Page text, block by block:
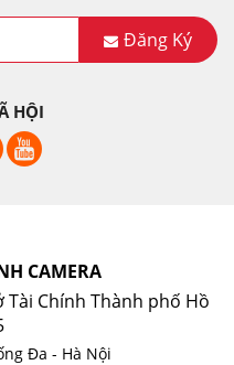
Đăng Ký
HỘI
CAMERA
Tài Chính Thành phố Hồ
Đa - Hà Nội